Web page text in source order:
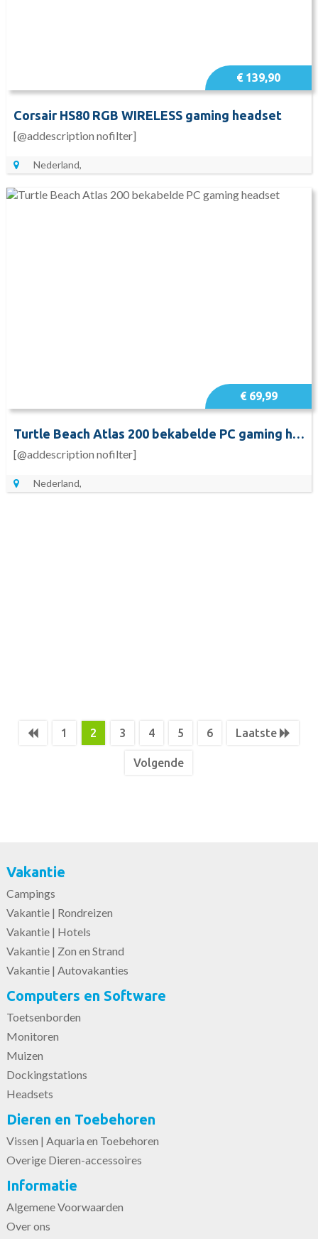
€ 139,90
Corsair HS80 RGB WIRELESS gaming headset
[@addescription nofilter]
Nederland,
€ 69,99
Turtle Beach Atlas 200 bekabelde PC gaming headset
[@addescription nofilter]
Nederland,
1 2 3 4 5 6 Laatste
Volgende
Vakantie
Campings
Vakantie | Rondreizen
Vakantie | Hotels
Vakantie | Zon en Strand
Vakantie | Autovakanties
Computers en Software
Toetsenborden
Monitoren
Muizen
Dockingstations
Headsets
Dieren en Toebehoren
Vissen | Aquaria en Toebehoren
Overige Dieren-accessoires
Informatie
Algemene Voorwaarden
Over ons